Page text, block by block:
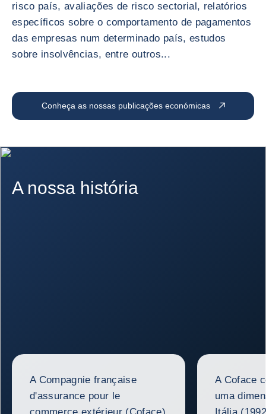
risco país, avaliações de risco sectorial, relatórios
específicos sobre o comportamento de pagamentos
das empresas num determinado país, estudos
sobre insolvências, entre outros...
Conheça as nossas publicações económicas
A nossa história
A Compagnie française
d'assurance pour le
A Coface
uma